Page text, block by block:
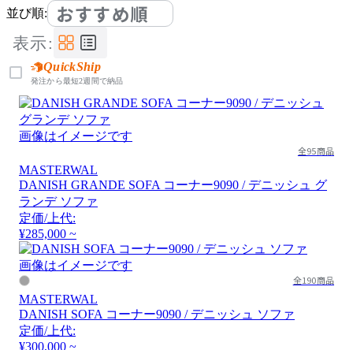
並び順: おすすめ順
表示:
QuickShip
発注から最短2週間で納品
画像はイメージです
全95商品
MASTERWAL
DANISH GRANDE SOFA コーナー9090 / デニッシュ グ
ランデ ソファ
定価/上代:
¥285,000 ~
画像はイメージです
全190商品
MASTERWAL
DANISH SOFA コーナー9090 / デニッシュ ソファ
定価/上代:
¥300,000 ~